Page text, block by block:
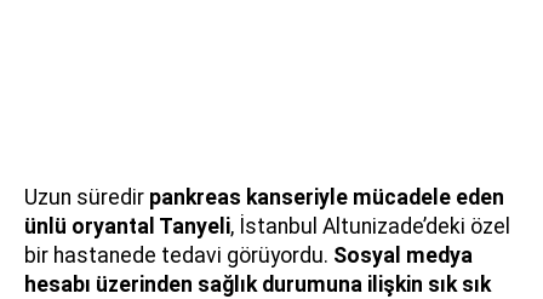
Uzun süredir pankreas kanseriyle mücadele eden
ünlü oryantal Tanyeli, İstanbul Altunizade’deki özel
bir hastanede tedavi görüyordu. Sosyal medya
hesabı üzerinden sağlık durumuna ilişkin sık sık